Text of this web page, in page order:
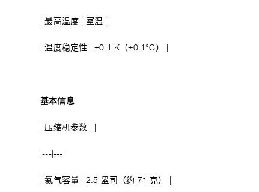
| 最高温度 | 室温 |
| 温度稳定性 | ±0.1 K（±0.1°C） |
基本信息
| 压缩机参数 | |
|---|---|
| 氦气容量 | 2.5 盎司（约 71 克） |